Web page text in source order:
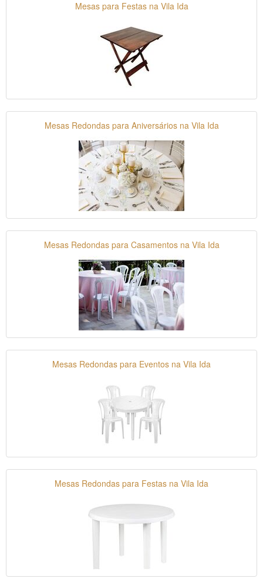
Mesas para Festas na Vila Ida
Mesas Redondas para Aniversários na Vila Ida
Mesas Redondas para Casamentos na Vila Ida
Mesas Redondas para Eventos na Vila Ida
Mesas Redondas para Festas na Vila Ida